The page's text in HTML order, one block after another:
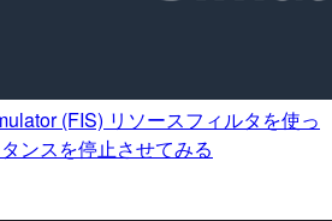
(FIS) リソースフィルタを使っ
ンスを停止させてみる